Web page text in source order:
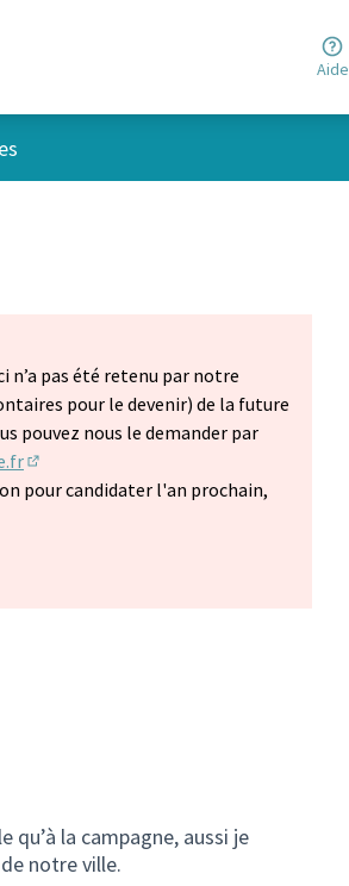
Aide
pas été retenu par notre
pour le devenir) de la future
pouvez nous le demander par
(S'ouvre dans un nouvel onglet)
pour candidater l'an prochain,
qu’à la campagne, aussi je
notre ville.